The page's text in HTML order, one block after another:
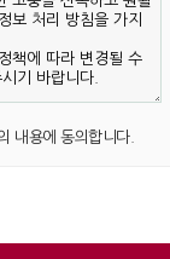
내용에 동의합니다.